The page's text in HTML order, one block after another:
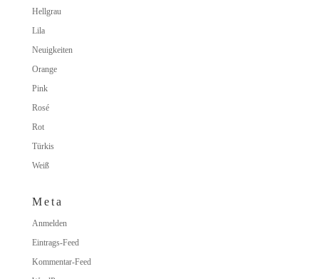
Hellgrau
Lila
Neuigkeiten
Orange
Pink
Rosé
Rot
Türkis
Weiß
Meta
Anmelden
Eintrags-Feed
Kommentar-Feed